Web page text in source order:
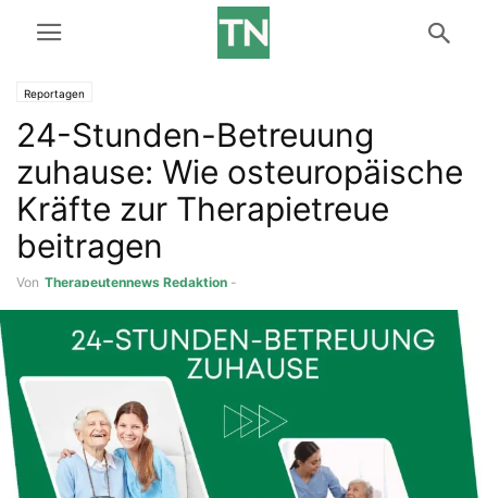
Reportagen
24-Stunden-Betreuung
zuhause: Wie osteuropäische
Kräfte zur Therapietreue
beitragen
Von Therapeutennews Redaktion -